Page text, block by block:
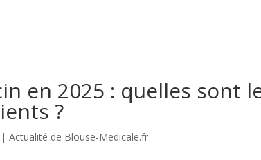
en 2025 : quelles sont
?
|Actualité de Blouse-Medicale.fr